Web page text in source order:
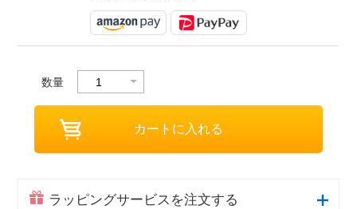
数量
ラッピングサービスを注文する